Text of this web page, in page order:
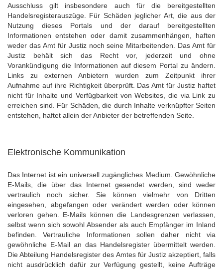
Ausschluss gilt insbesondere auch für die bereitgestellten
Handelsregisterauszüge. Für Schäden jeglicher Art, die aus der
Nutzung dieses Portals und der darauf bereitgestellten
Informationen entstehen oder damit zusammenhängen, haften
weder das Amt für Justiz noch seine Mitarbeitenden. Das Amt für
Justiz behält sich das Recht vor, jederzeit und ohne
Vorankündigung die Informationen auf diesem Portal zu ändern.
Links zu externen Anbietern wurden zum Zeitpunkt ihrer
Aufnahme auf ihre Richtigkeit überprüft. Das Amt für Justiz haftet
nicht für Inhalte und Verfügbarkeit von Websites, die via Link zu
erreichen sind. Für Schäden, die durch Inhalte verknüpfter Seiten
entstehen, haftet allein der Anbieter der betreffenden Seite.
Elektronische Kommunikation
Das Internet ist ein universell zugängliches Medium. Gewöhnliche
E-Mails, die über das Internet gesendet werden, sind weder
vertraulich noch sicher. Sie können vielmehr von Dritten
eingesehen, abgefangen oder verändert werden oder können
verloren gehen. E-Mails können die Landesgrenzen verlassen,
selbst wenn sich sowohl Absender als auch Empfänger im Inland
befinden. Vertrauliche Informationen sollen daher nicht via
gewöhnliche E-Mail an das Handelsregister übermittelt werden.
Die Abteilung Handelsregister des Amtes für Justiz akzeptiert, falls
nicht ausdrücklich dafür zur Verfügung gestellt, keine Aufträge